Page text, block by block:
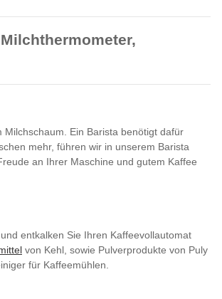
Ein Barista benötigt dafür
mehr, führen wir in unserem Barista
an Ihrer Maschine und gutem Kaffee
entkalken Sie Ihren Kaffeevollautomat
von Kehl, sowie Pulverprodukte von Puly
für Kaffeemühlen.